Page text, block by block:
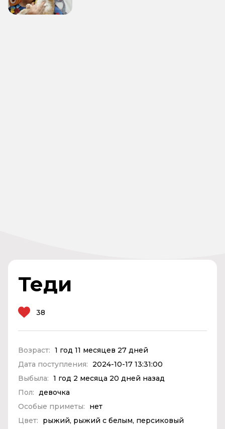
Теди
38
Возраст: 1 год 11 месяцев 27 дней
Дата поступления:
2024-10-17 13:31:00
Выбыла: 1 год 2 месяца 20 дней назад
Пол: девочка
Особые приметы:
нет
Цвет:
рыжий, рыжий с белым, персиковый